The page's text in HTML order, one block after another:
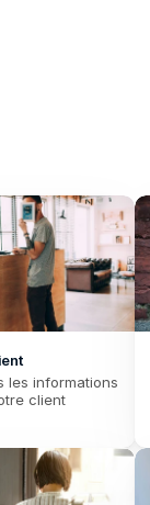
les informations
client